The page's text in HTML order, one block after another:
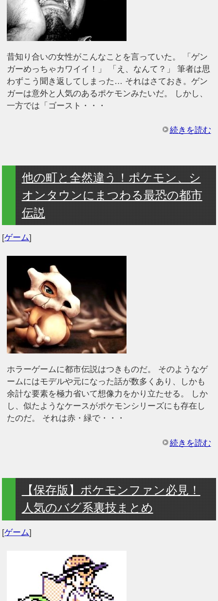
昔知り合いの女性がこんなことを言っていた。 「ゲン
ガーめっちゃカワイイ！」 「え、なんて？」 筆者は思
わずこう聞き返してしまった… それはさておき。ゲン
ガーは意外と人気のあるポケモンみたいだ。 しかし、
一方では「ゴースト・・・
続きを読む
他の町と全然違う！ポケモン、シ
オンタウンにまつわる最恐の都市
伝説
[ゲーム]
ホラーゲームに都市伝説はつきものだ。 そのようなゲ
ームにはモデルや元になった話が数多くあり、しかも
余計な要素を極力省いて想像力をかり立たせる。 しか
し、似たようなケースがポケモンシリーズにも存在し
たのだ。 それは赤・緑で・・・
続きを読む
【保存版】ポケモンファン必見！
人気のバグ系裏技まとめ
[ゲーム]